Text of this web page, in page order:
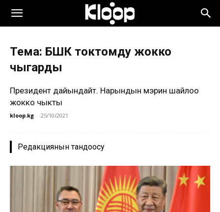
Тема: БШК токтомду жокко
чыгарды
Президент дайындайт. Нарындын мэрин шайлоо
жокко чыкты
kloop.kg - 25/10/2021
Редакциянын тандоосу